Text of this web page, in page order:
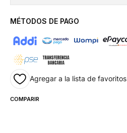
MÉTODOS DE PAGO
Agregar a la lista de favoritos
COMPARIR